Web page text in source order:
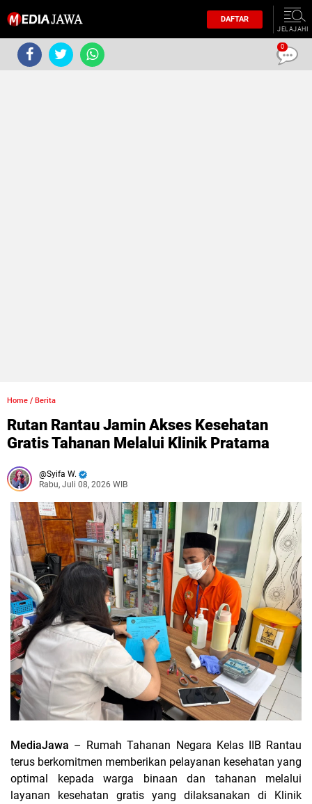
DAFTAR
JELAJAHI
Home / Berita
Rutan Rantau Jamin Akses Kesehatan
Gratis Tahanan Melalui Klinik Pratama
Syifa W.
Rabu, Juli 08, 2026 WIB
MediaJawa – Rumah Tahanan Negara Kelas IIB Rantau
terus berkomitmen memberikan pelayanan kesehatan yang
optimal kepada warga binaan dan tahanan melalui
layanan kesehatan gratis yang dilaksanakan di Klinik
0